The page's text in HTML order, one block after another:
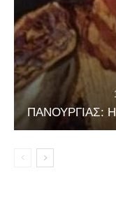
ΠΑΝΟΥΡΓΙΑΣ: Η